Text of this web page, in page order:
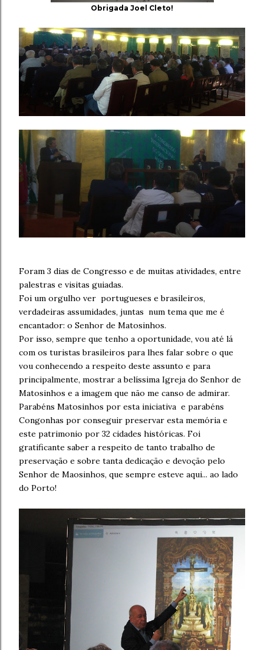
Obrigada Joel Cleto!
Foram 3 dias de Congresso e de muitas atividades, entre
palestras e visitas guiadas.
Foi um orgulho ver portugueses e brasileiros,
verdadeiras assumidades, juntas num tema que me é
encantador: o Senhor de Matosinhos.
Por isso, sempre que tenho a oportunidade, vou até lá
com os turistas brasileiros para lhes falar sobre o que
vou conhecendo a respeito deste assunto e para
principalmente, mostrar a belíssima Igreja do Senhor de
Matosinhos e a imagem que não me canso de admirar.
Parabéns Matosinhos por esta iniciativa e parabéns
Congonhas por conseguir preservar esta memória e
este patrimonio por 32 cidades históricas. Foi
gratificante saber a respeito de tanto trabalho de
preservação e sobre tanta dedicação e devoção pelo
Senhor de Maosinhos, que sempre esteve aqui... ao lado
do Porto!